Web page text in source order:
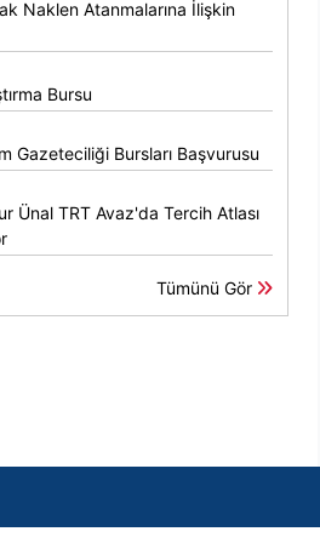
Naklen Atanmalarına İlişkin
Bursu
Gazeteciliği Bursları Başvurusu
Ünal TRT Avaz'da Tercih Atlası
Tümünü Gör